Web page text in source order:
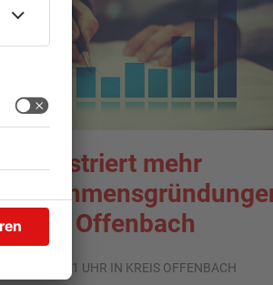
registriert mehr
Kreis Offenbach
06:41 UHR IN KREIS OFFENBACH